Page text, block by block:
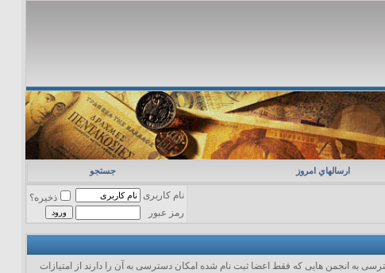
ارسالهاي امروز جستجو
نام کاربری
ذخیره؟
رمز عبور
به انجمن هایی که فقط اعضا ثبت نام شده امکان دسترسی به آن را دارند از امتیازات